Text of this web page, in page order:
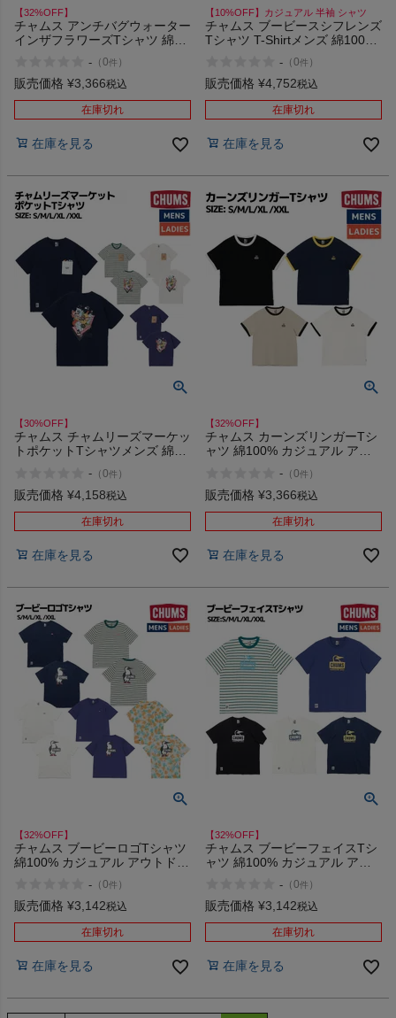
【32%OFF】
チャムス アンチバグウォーター
インザフラワーズTシャツ 綿
キャンプ ウェア 半袖 虫よけ加
工 イラスト プリント CHUMS
Shirt アウトレット セール
- （0件 ）
販売価格 ¥3,366税込
在庫切れ
在庫を見る
【10%OFF】カジュアル 半袖 シャツ
チャムス ブービースシフレンズ
Tシャツ T-Shirtメンズ 綿100%
半袖 シャツ USAコットン イラ
スト プリント 寿司 CHUMS
- （0件 ）
販売価格 ¥4,752税込
在庫切れ
在庫を見る
【30%OFF】
チャムス チャムリーズマーケッ
トポケットTシャツメンズ 綿
ウェア 半袖 シャツ USAコット
ン イラスト ポケット CHUMS
Shirt アウトレット セール
- （0件 ）
販売価格 ¥4,158税込
在庫切れ
在庫を見る
【32%OFF】
チャムス カーンズリンガーTシ
ャツ 綿100% カジュアル アウ
Kearns Ringer T-Shirt アウトレ
ット セール
- （0件 ）
販売価格 ¥3,366税込
在庫切れ
在庫を見る
【32%OFF】
チャムス ブービーロゴTシャツ
綿100% カジュアル アウトドア
大きめ CHUMS Booby Logo T-
Shirt アウトレット セール
- （0件 ）
販売価格 ¥3,142税込
在庫切れ
在庫を見る
【32%OFF】
チャムス ブービーフェイスTシ
ャツ 綿100% カジュアル アウ
Booby Face T-Shirt アウトレッ
ト セール
- （0件 ）
販売価格 ¥3,142税込
在庫切れ
在庫を見る